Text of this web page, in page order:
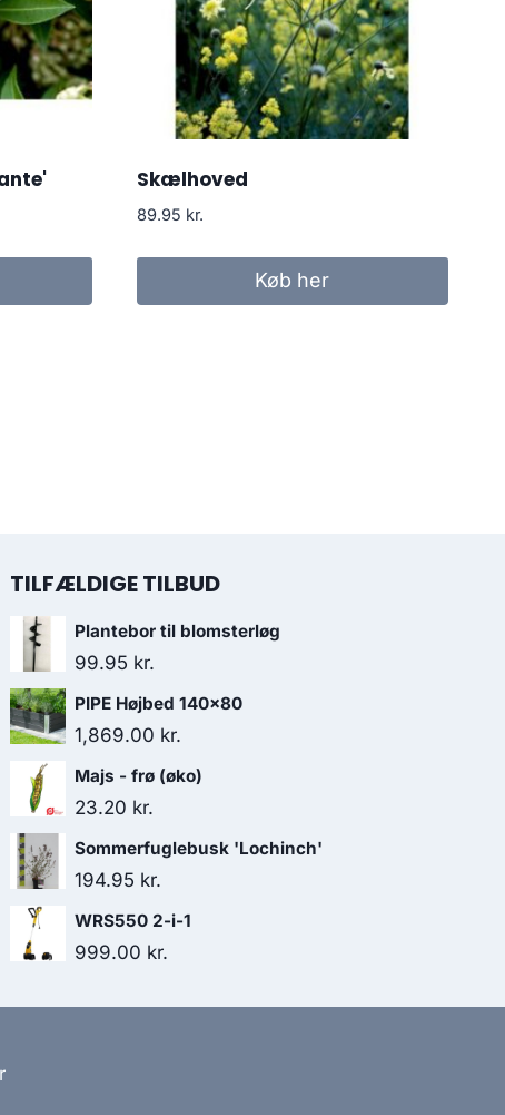
Skælhoved
89.95 kr.
Køb her
TILFÆLDIGE TILBUD
Plantebor til blomsterløg
99.95 kr.
PIPE Højbed 140x80
1,869.00 kr.
Majs - frø (øko)
23.20 kr.
Sommerfuglebusk 'Lochinch'
194.95 kr.
WRS550 2-i-1
999.00 kr.